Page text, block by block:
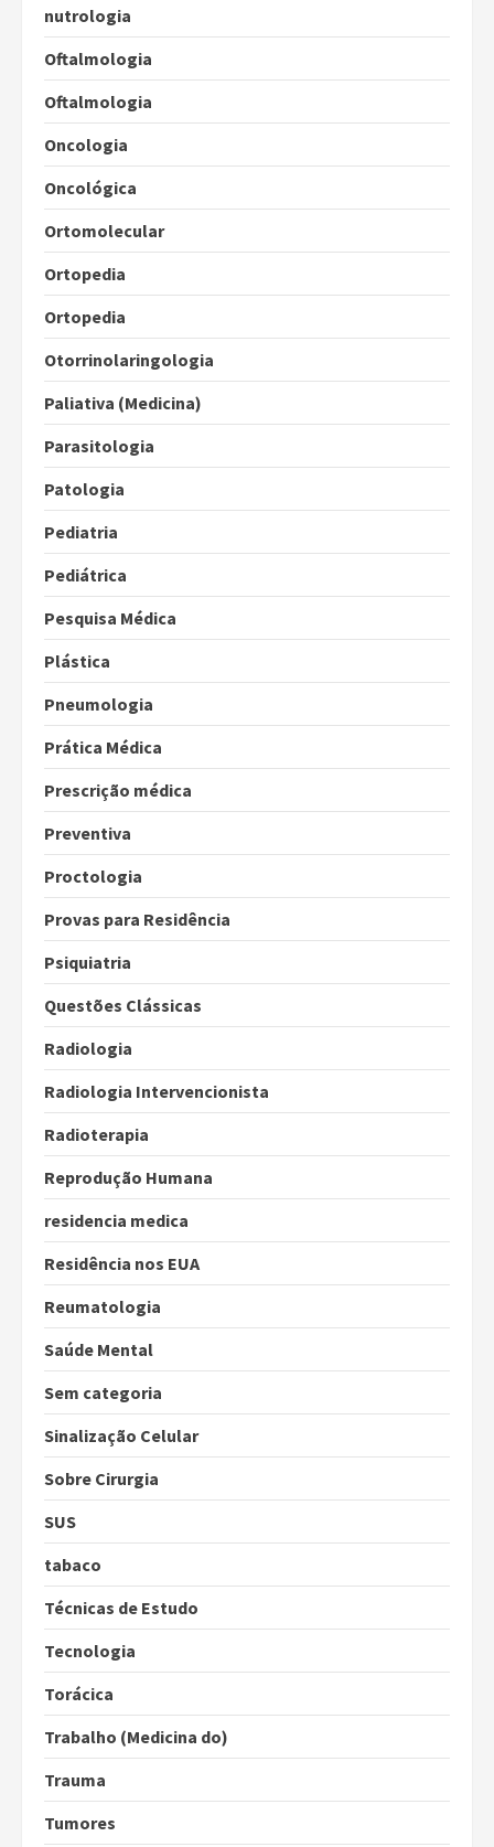
nutrologia
Oftalmologia
Oftalmologia
Oncologia
Oncológica
Ortomolecular
Ortopedia
Ortopedia
Otorrinolaringologia
Paliativa (Medicina)
Parasitologia
Patologia
Pediatria
Pediátrica
Pesquisa Médica
Plástica
Pneumologia
Prática Médica
Prescrição médica
Preventiva
Proctologia
Provas para Residência
Psiquiatria
Questões Clássicas
Radiologia
Radiologia Intervencionista
Radioterapia
Reprodução Humana
residencia medica
Residência nos EUA
Reumatologia
Saúde Mental
Sem categoria
Sinalização Celular
Sobre Cirurgia
SUS
tabaco
Técnicas de Estudo
Tecnologia
Torácica
Trabalho (Medicina do)
Trauma
Tumores